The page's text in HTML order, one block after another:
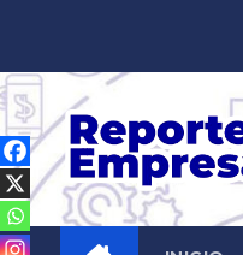
contenido